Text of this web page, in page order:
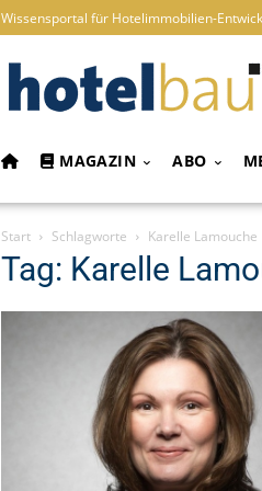
Wissensportal für Hotelimmobilien-
MAGAZIN ABO
Start Schlagworte Karelle Lamouche
Tag: Karelle